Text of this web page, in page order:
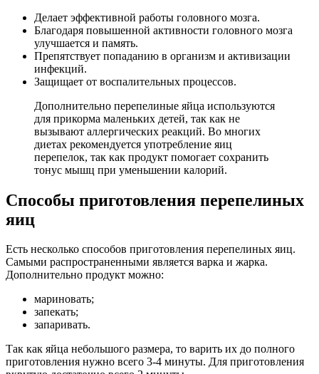
Делает эффективной работы головного мозга.
Благодаря повышенной активности головного мозга
улучшается и память.
Препятствует попаданию в организм и активизации
инфекций.
Защищает от воспалительных процессов.
Дополнительно перепелиные яйца используются
для прикорма маленьких детей, так как не
вызывают аллергических реакций. Во многих
диетах рекомендуется употребление яиц
перепелок, так как продукт помогает сохранить
тонус мышц при уменьшении калорий.
Способы приготовления перепелиных
яиц
Есть несколько способов приготовления перепелиных яиц.
Самыми распространенными является варка и жарка.
Дополнительно продукт можно:
мариновать;
запекать;
запаривать.
Так как яйца небольшого размера, то варить их до полного
приготовления нужно всего 3-4 минуты. Для приготовления